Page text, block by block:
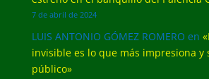
7 de abril de 2024
LUIS ANTONIO GÓMEZ ROMERO en
invisible es lo que más impresiona y
público»